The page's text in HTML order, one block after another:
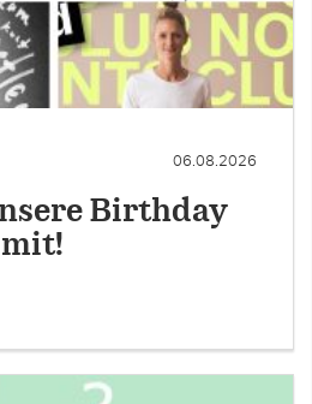
06.08.2026
Birthday
mit!